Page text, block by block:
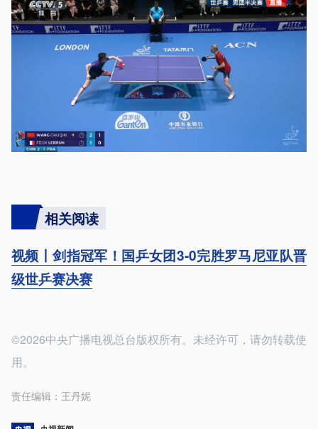
相关阅读
视频丨剑指冠军！国乒女团3-0完胜罗马尼亚队晋
级世乒赛决赛
©2026中央广播电视总台版权所有。未经许可，请勿转载使
用。
责任编辑： 王丹妮